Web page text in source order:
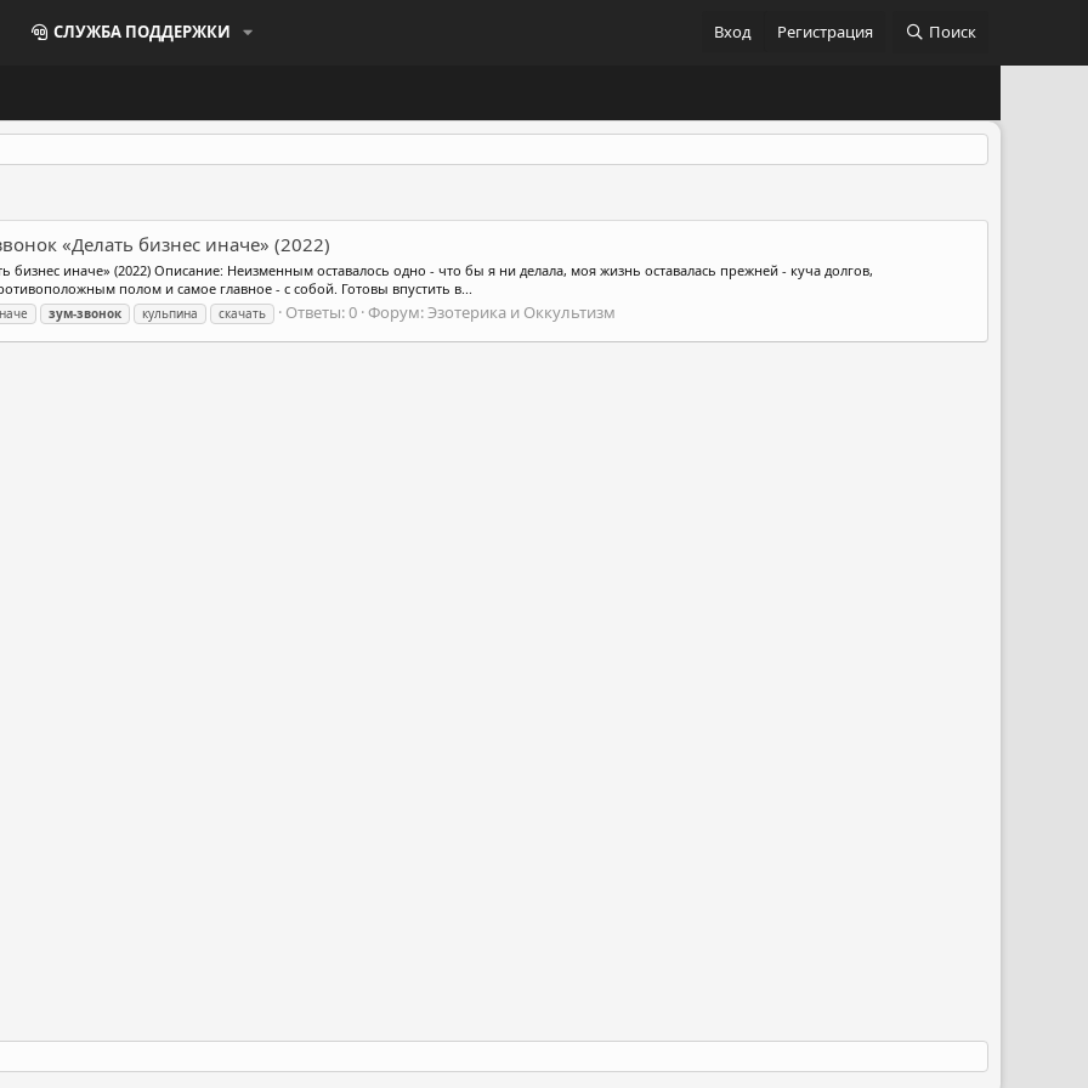
СЛУЖБА ПОДДЕРЖКИ Вход Регистрация Поиск
«Делать бизнес иначе» (2022)
иначе» (2022) Описание: Неизменным оставалось одно - что бы я ни делала, моя жизнь оставалась прежней - куча долгов,
полом и самое главное - с собой. Готовы впустить в...
зум-звонок кульпина скачать Ответы: 0 Форум:Эзотерика и Оккультизм